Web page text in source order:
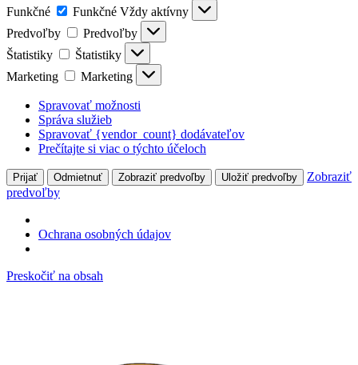
Funkčné
Funkčné Vždy aktívny
Predvoľby
Predvoľby
Štatistiky
Štatistiky
Marketing
Marketing
Spravovať možnosti
Správa služieb
Spravovať {vendor_count} dodávateľov
Prečítajte si viac o týchto účeloch
Prijať Odmietnuť Zobraziť predvoľby Uložiť predvoľby
Zobraziť
predvoľby
Ochrana osobných údajov
Preskočiť na obsah